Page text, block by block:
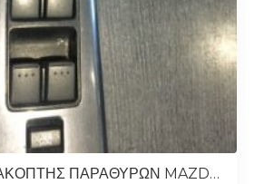
ΚΕΝΤΡΙΚΟΣ ΔΙΑΚΟΠΤΗΣ ΠΑΡΑΘΥΡΩΝ MAZDA 6 2003-2006